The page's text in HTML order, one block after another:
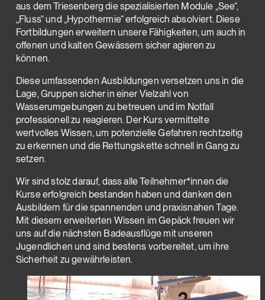
aus dem Triesenberg die spezialisierten Module „See“,
„Fluss“ und „Hypothermie“ erfolgreich absolviert. Diese
Fortbildungen erweitern unsere Fähigkeiten, um auch in
offenen und kalten Gewässern sicher agieren zu
können.
Diese umfassenden Ausbildungen versetzen uns in die
Lage, Gruppen sicher in einer Vielzahl von
Wasserumgebungen zu betreuen und im Notfall
professionell zu reagieren. Der Kurs vermittelte
wertvolles Wissen, um potenzielle Gefahren rechtzeitig
zu erkennen und die Rettungskette schnell in Gang zu
setzen.
Wir sind stolz darauf, dass alle Teilnehmer*innen die
Kurse erfolgreich bestanden haben und danken den
Ausbildern für die spannenden und praxisnahen Tage.
Mit diesem erweiterten Wissen im Gepäck freuen wir
uns auf die nächsten Badeausflüge mit unseren
Jugendlichen und sind bestens vorbereitet, um ihre
Sicherheit zu gewährleisten.